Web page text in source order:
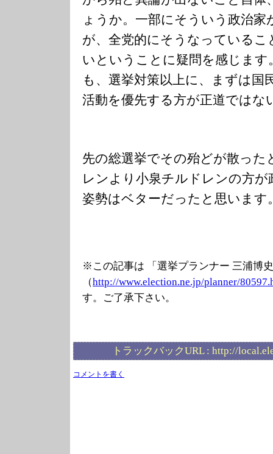
ょうか。一部にそういう政治
が、全党的にそうなっている
いということに疑問を感じます
も、選挙対策以上に、まずは国
活動を優先する方が正道では
先の総選挙でその殆どが散った
レンより小泉チルドレンの方
姿勢はベターだったと思います
※この記事は 「選挙プランナー 三浦博
（http://www.election.ne.jp/planner/
す。ご了承下さい。
トラックバックURL : http://
コメントを書く